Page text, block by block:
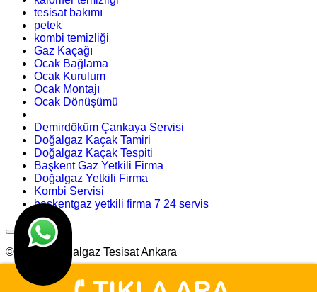
tesisat bakımı
petek
kombi temizliği
Gaz Kaçağı
Ocak Bağlama
Ocak Kurulum
Ocak Montajı
Ocak Dönüşümü
Demirdöküm Çankaya Servisi
Doğalgaz Kaçak Tamiri
Doğalgaz Kaçak Tespiti
Başkent Gaz Yetkili Firma
Doğalgaz Yetkili Firma
Kombi Servisi
başkentgaz yetkili firma 7 24 servis
© Arslan Doğalgaz Tesisat Ankara
Tasarım
Ankara Hosting